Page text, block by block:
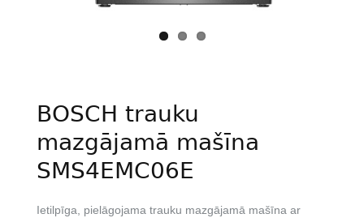
BOSCH trauku
mazgājamā mašīna
SMS4EMC06E
Ietilpīga, pielāgojama trauku mazgājamā mašīna ar